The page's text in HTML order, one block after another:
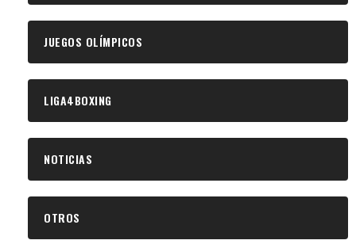
JUEGOS OLÍMPICOS
LIGA4BOXING
NOTICIAS
OTROS